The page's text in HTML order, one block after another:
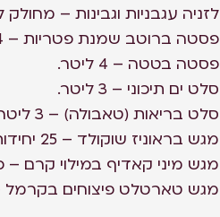
לזניה עגבניות וגבינות – מחולק ל
פסטה ברוטב שמנת פטריות – 4 ליטר.
פסטה בטטה – 4 ליטר.
סלט ים תיכוני – 3 ליטר.
סלט בריאות (טאבולה) – 3 ליטר.
מגש בראוניז שוקולד – 25 יחידות במגש.
מגש מיני קאדיף במילוי קרם – כ 24 יחידות
מגש טארטלט פיצוחים בקרמל – כ 24 יחידות